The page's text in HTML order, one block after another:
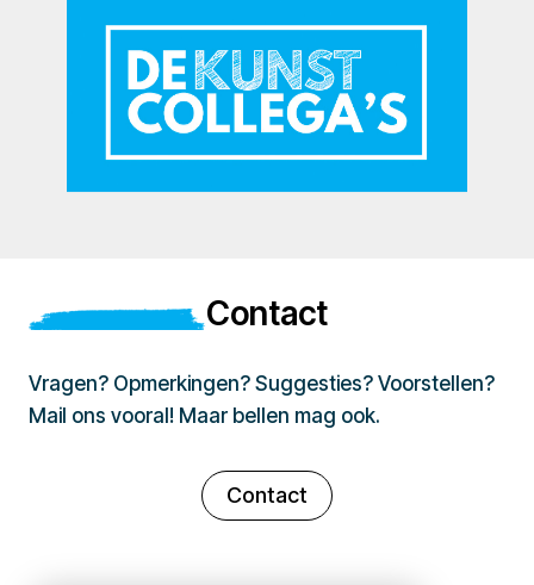
Contact
Vragen? Opmerkingen? Suggesties? Voorstellen?
Mail ons vooral! Maar bellen mag ook.
Contact